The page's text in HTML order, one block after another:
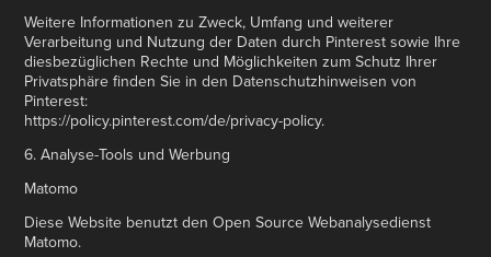
Weitere Informationen zu Zweck, Umfang und weiterer
Verarbeitung und Nutzung der Daten durch Pinterest sowie Ihre
diesbezüglichen Rechte und Möglichkeiten zum Schutz Ihrer
Privatsphäre finden Sie in den Datenschutzhinweisen von
Pinterest:
https://policy.pinterest.com/de/privacy-policy.
6. Analyse-Tools und Werbung
Matomo
Diese Website benutzt den Open Source Webanalysedienst
Matomo.